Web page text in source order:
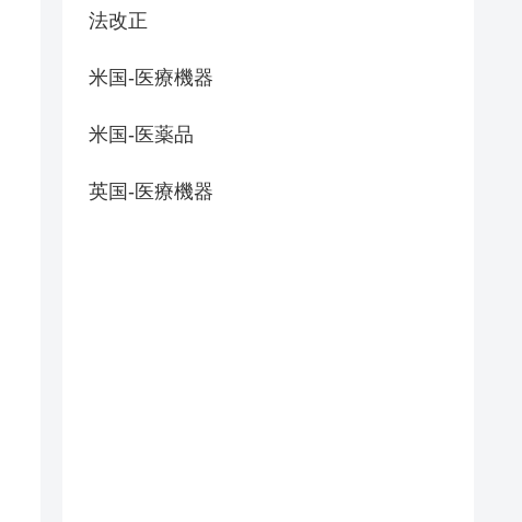
法改正
米国-医療機器
米国-医薬品
英国-医療機器